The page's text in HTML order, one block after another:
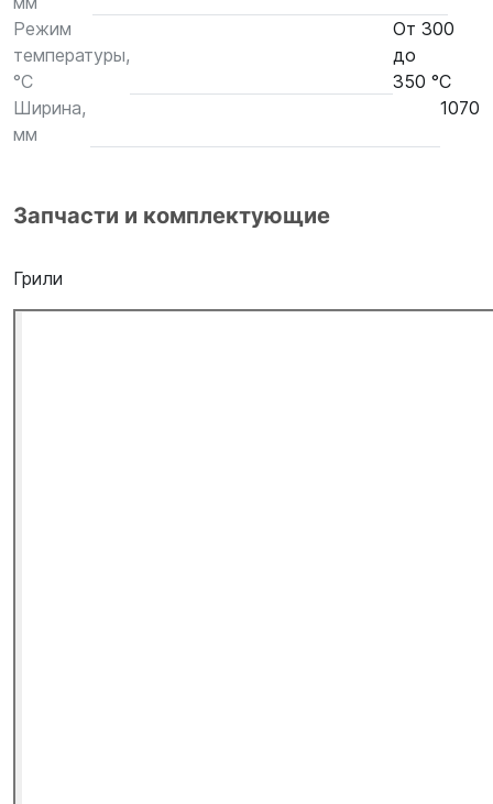
Режим
температуры,
°С
От 300
до
350 °С
Ширина,
мм
1070
Запчасти и комплектующие
Грили